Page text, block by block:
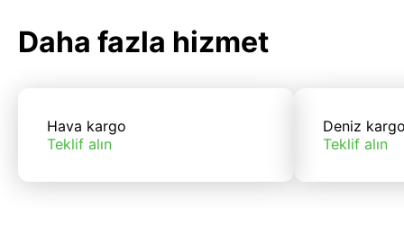
Daha fazla hizmet
Hava kargo
Teklif alın
Deniz
Teklif alın